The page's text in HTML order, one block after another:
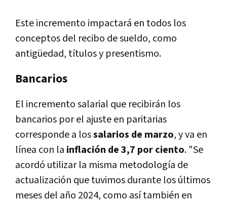
Este incremento impactará en todos los
conceptos del recibo de sueldo, como
antigüedad, títulos y presentismo.
Bancarios
El incremento salarial que recibirán los
bancarios por el ajuste en paritarias
corresponde a lossalarios de marzo, y va en
línea con la inflación de 3,7 por ciento. "Se
acordó utilizar la misma metodología de
actualización que tuvimos durante los últimos
meses del año 2024, como así también en